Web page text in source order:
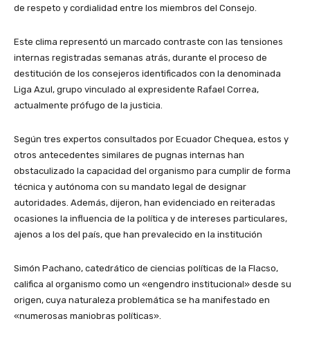
de respeto y cordialidad entre los miembros del Consejo.
Este clima representó un marcado contraste con las tensiones
internas registradas semanas atrás, durante el proceso de
destitución de los consejeros identificados con la denominada
Liga Azul, grupo vinculado al expresidente Rafael Correa,
actualmente prófugo de la justicia.
Según tres expertos consultados por Ecuador Chequea, estos y
otros antecedentes similares de pugnas internas han
obstaculizado la capacidad del organismo para cumplir de forma
técnica y autónoma con su mandato legal de designar
autoridades. Además, dijeron, han evidenciado en reiteradas
ocasiones la influencia de la política y de intereses particulares,
ajenos a los del país, que han prevalecido en la institución
Simón Pachano, catedrático de ciencias políticas de la Flacso,
califica al organismo como un «engendro institucional» desde su
origen, cuya naturaleza problemática se ha manifestado en
«numerosas maniobras políticas».